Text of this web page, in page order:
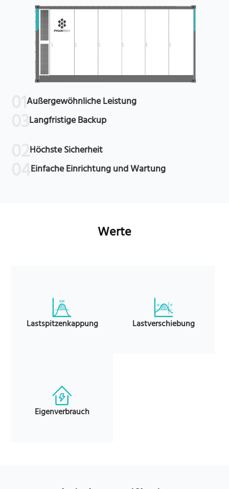
01Außergewöhnliche Leistung
Langfristige Backup
Höchste Sicherheit
Einfache Einrichtung und Wartung
Werte
Lastspitzenkappung Lastverschiebung
Eigenverbrauch